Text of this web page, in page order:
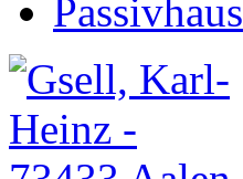
Passivhaus